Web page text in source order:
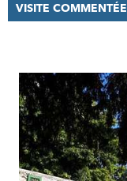
VISITE COMMENTÉE
RÉSULTATS